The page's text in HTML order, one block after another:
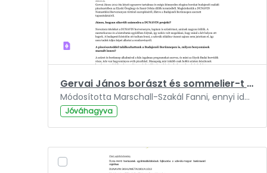
Gervai János borászt és sommelier-t kérdeztük a legfrissebb régiós fejleményekről.pdf
Módosította Marschall-Szakál Fanni, ennyi ideje: 3 év.
Jóváhagyva